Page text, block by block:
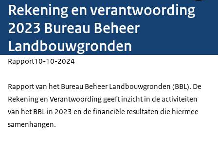
Rekening en verantwoording
2023 Bureau Beheer
Landbouwgronden
Rapport10-10-2024
Rapport van het Bureau Beheer Landbouwgronden (BBL). De
Rekening en Verantwoording geeft inzicht in de activiteiten
van het BBL in 2023 en de financiële resultaten die hiermee
samenhangen.